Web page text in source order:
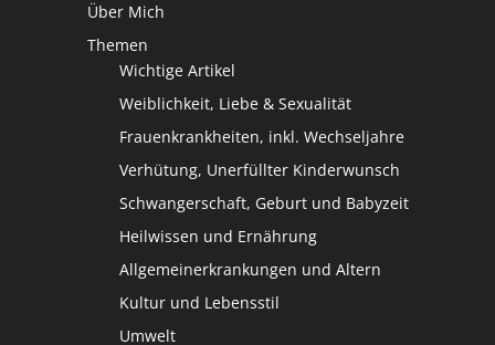
Über Mich
Themen
Wichtige Artikel
Weiblichkeit, Liebe & Sexualität
Frauenkrankheiten, inkl. Wechseljahre
Verhütung, Unerfüllter Kinderwunsch
Schwangerschaft, Geburt und Babyzeit
Heilwissen und Ernährung
Allgemeinerkrankungen und Altern
Kultur und Lebensstil
Umwelt